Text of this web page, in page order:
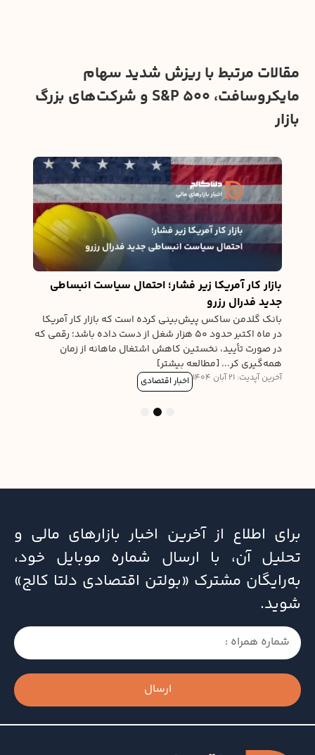
مقالات مرتبط با ریزش شدید سهام
مایکروسافت، S&P 500 و شرکت‌های بزرگ
بازار
بازار کار آمریکا زیر فشار؛ احتمال سیاست انبساطی
جدید فدرال رزرو
بانک گلدمن ساکس پیش‌بینی کرده است که بازار کار آمریکا
در ماه اکتبر حدود ۵۰ هزار شغل از دست داده باشد؛ رقمی که
در صورت تأیید، نخستین کاهش اشتغال ماهانه از زمان
همه‌گیری کر... [مطالعه بیشتر]
اخبار اقتصادی آخرین آپدیت: 21 آبان 1404
برای اطلاع از آخرین اخبار بازارهای مالی و
تحلیل آن، با ارسال شماره موبایل خود،
به‌رایگان مشترک «بولتن اقتصادی دلتا کالج»
شوید.
ارسال